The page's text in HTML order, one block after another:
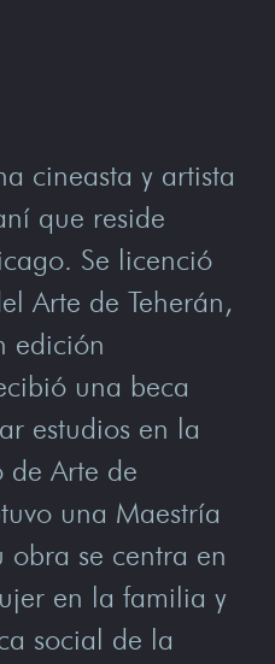
cineasta y artista
que reside
Se licenció
Arte de Teherán,
edición
una beca
estudios en la
de Arte de
una Maestría
obra se centra en
en la familia y
social de la